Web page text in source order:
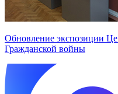
Обновление экспозиции
Гражданской войны